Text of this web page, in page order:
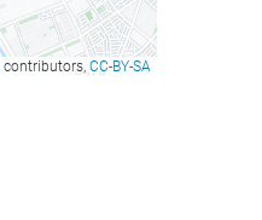
contributors, CC-BY-SA